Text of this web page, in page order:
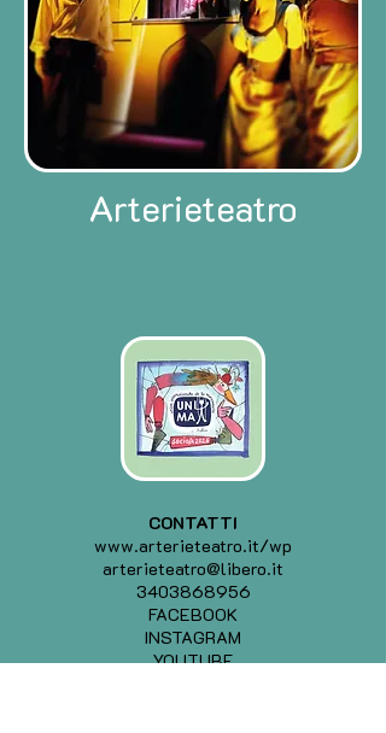
Arterieteatro
CONTATTI
www.arterieteatro.it/wp
arterieteatro@libero.it
3403868956
FACEBOOK
INSTAGRAM
YOUTUBE